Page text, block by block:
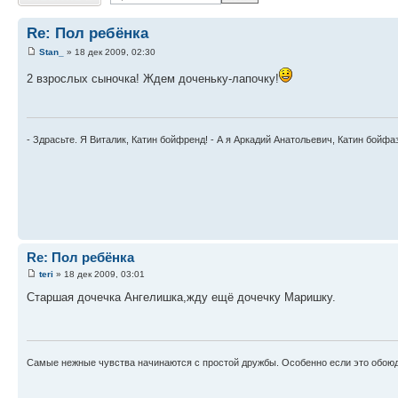
Re: Пол ребёнка
Stan_ » 18 дек 2009, 02:30
2 взрослых сыночка! Ждем доченьку-лапочку!
- Здрасьте. Я Виталик, Катин бойфренд! - А я Аркадий Анатольевич, Катин
Re: Пол ребёнка
teri » 18 дек 2009, 03:01
Старшая дочечка Ангелишка,жду ещё дочечку Маришку.
Самые нежные чувства начинаются с простой дружбы. Особенно если это